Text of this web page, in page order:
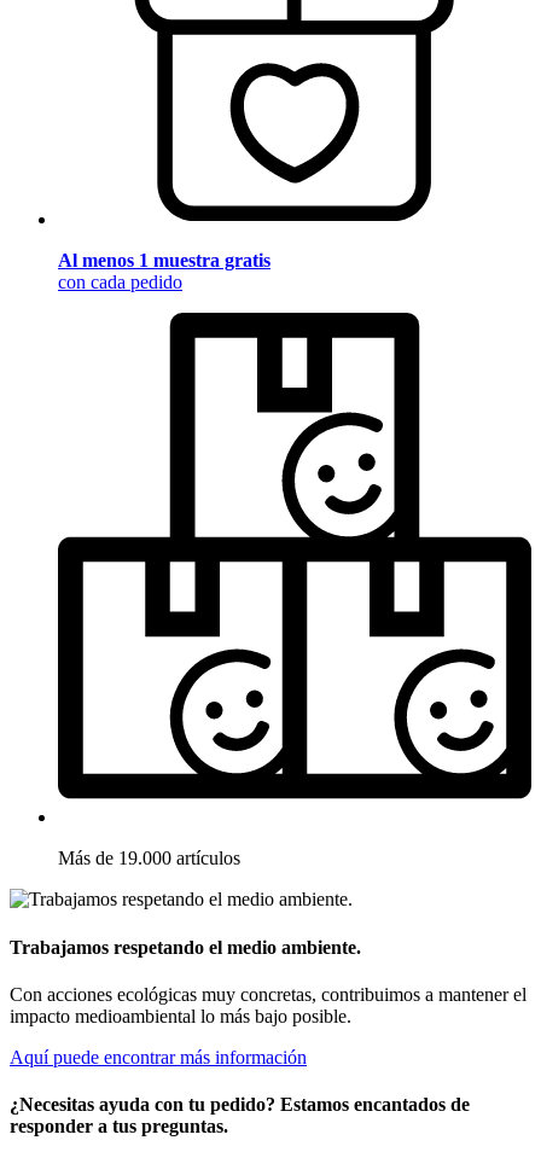
Al menos 1 muestra gratis
con cada pedido
Más de 19.000 artículos
Trabajamos respetando el medio ambiente.
Con acciones ecológicas muy concretas, contribuimos a mantener el
impacto medioambiental lo más bajo posible.
Aquí puede encontrar más información
¿Necesitas ayuda con tu pedido? Estamos encantados de
responder a tus preguntas.